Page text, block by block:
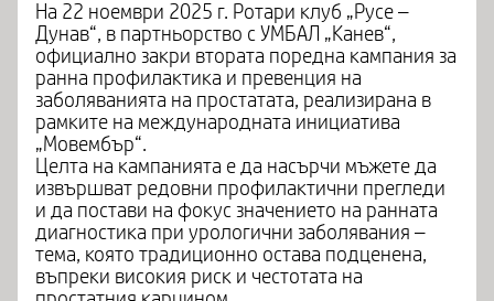
На 22 ноември 2025 г. Ротари клуб „Русе –
Дунав“, в партньорство с УМБАЛ „Канев“,
официално закри втората поредна кампания за
ранна профилактика и превенция на
заболяванията на простатата, реализирана в
рамките на международната инициатива
„Мовембър“.
Целта на кампанията е да насърчи мъжете да
извършват редовни профилактични прегледи
и да постави на фокус значението на ранната
диагностика при урологични заболявания –
тема, която традиционно остава подценена,
въпреки високия риск и честотата на